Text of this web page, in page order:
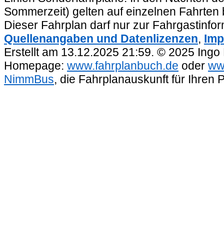
Sommerzeit) gelten auf einzelnen
Dieser Fahrplan darf nur zur
Quellenangaben und Datenlizenzen,
Erstellt am 13.12.2025 21:59. © 2025
Homepage: www.fahrplanbuch.de oder
NimmBus, die Fahrplanauskunft für Ihren